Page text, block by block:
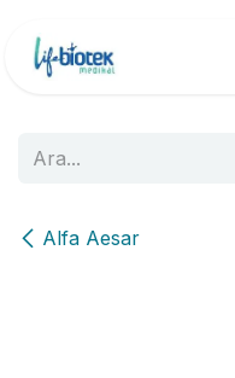
Alfa Aesar